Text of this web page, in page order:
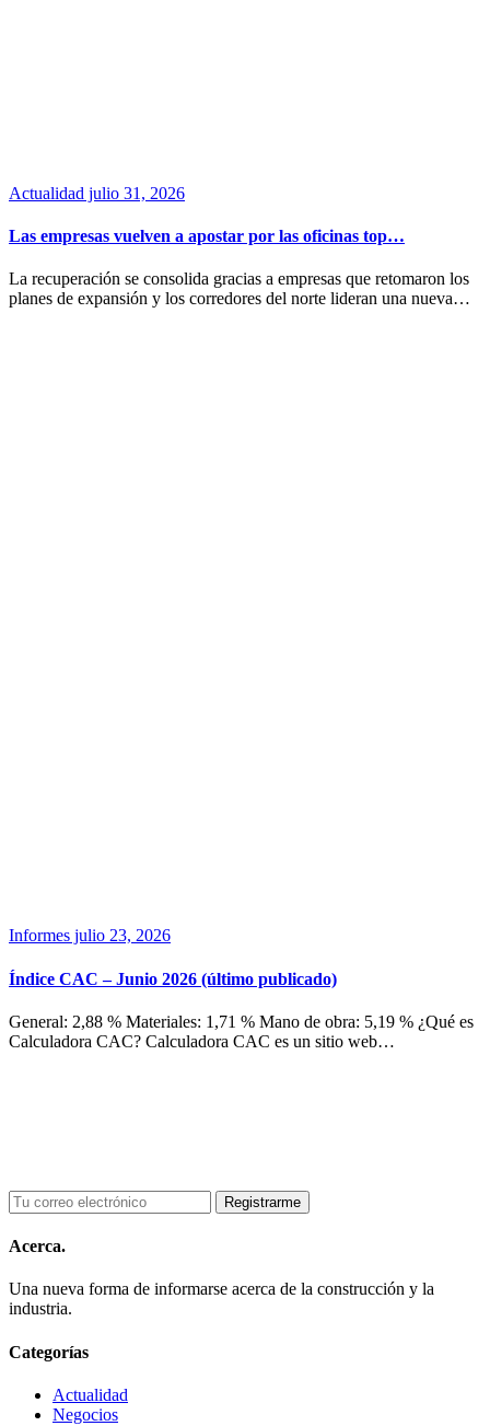
Actualidad julio 31, 2026
Las empresas vuelven a apostar por las oficinas top…
La recuperación se consolida gracias a empresas que retomaron los
planes de expansión y los corredores del norte lideran una nueva…
Informes julio 23, 2026
Índice CAC – Junio 2026 (último publicado)
General: 2,88 % Materiales: 1,71 % Mano de obra: 5,19 % ¿Qué es
Calculadora CAC? Calculadora CAC es un sitio web…
Acerca.
Una nueva forma de informarse acerca de la construcción y la
industria.
Categorías
Actualidad
Negocios